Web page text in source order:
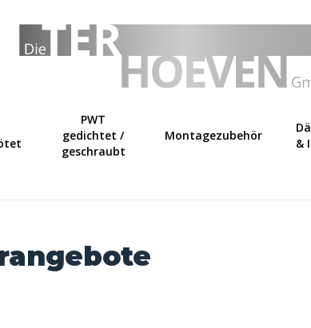
PWT
gedichtet /
geschraubt
Montagezubehör
&